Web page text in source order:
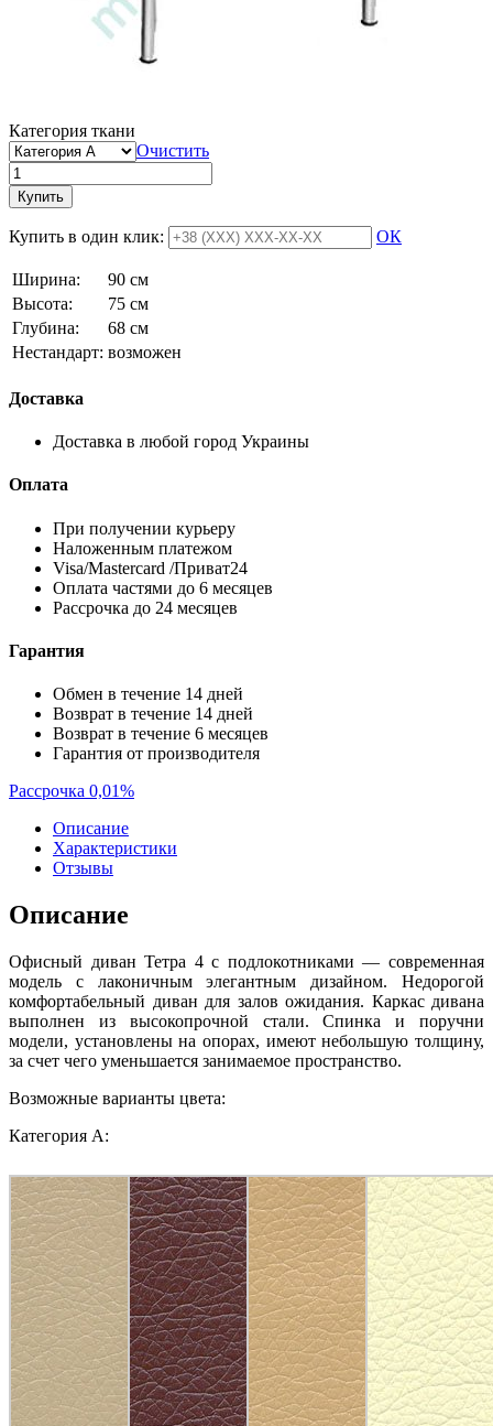
Категория ткани
Очистить
Купить
Купить в один клик: ОК
Ширина:
90 см
Высота:
75 см
Глубина:
68 см
Нестандарт: возможен
Доставка
Доставка в любой город Украины
Оплата
При получении курьеру
Наложенным платежом
Visa/Mastercard /Приват24
Оплата частями до 6 месяцев
Рассрочка до 24 месяцев
Гарантия
Обмен в течение 14 дней
Возврат в течение 14 дней
Возврат в течение 6 месяцев
Гарантия от производителя
Рассрочка 0,01%
Описание
Характеристики
Отзывы
Описание
Офисный диван Тетра 4 с подлокотниками — современная
модель с лаконичным элегантным дизайном. Недорогой
комфортабельный диван для залов ожидания. Каркас дивана
выполнен из высокопрочной стали. Спинка и поручни
модели, установлены на опорах, имеют небольшую толщину,
за счет чего уменьшается занимаемое пространство.
Возможные варианты цвета:
Категория A: